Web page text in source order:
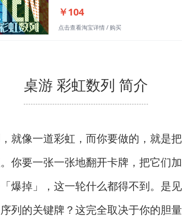
￥104
点击查看淘宝详情 / 购买
桌游 彩虹数列 简介
就像一道彩虹，而你要做的，就是
你要一张一张地翻开卡牌，把它
爆掉」，这一轮什么都得不到。是
列的关键牌？这完全取决于你的胆